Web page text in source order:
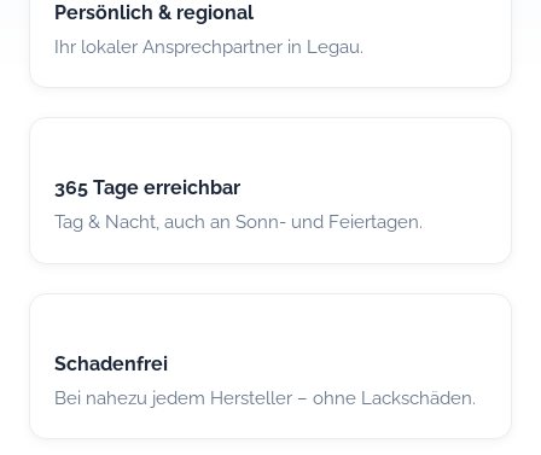
Persönlich & regional
Ihr lokaler Ansprechpartner in Legau.
365 Tage erreichbar
Tag & Nacht, auch an Sonn- und Feiertagen.
Schadenfrei
Bei nahezu jedem Hersteller – ohne Lackschäden.